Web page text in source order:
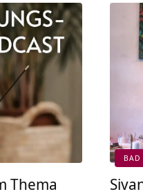
Thema
BAD